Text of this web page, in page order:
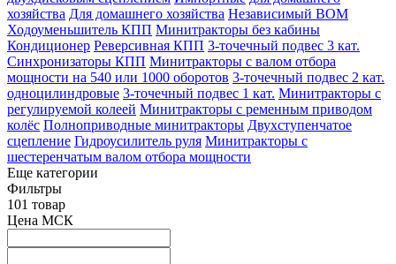
хозяйства Для домашнего хозяйства Независимый ВОМ
Ходоуменьшитель КПП Минитракторы без кабины
Кондиционер Реверсивная КПП 3-точечный подвес 3 кат.
Синхронизаторы КПП Минитракторы с валом отбора
мощности на 540 или 1000 оборотов 3-точечный подвес 2 кат.
одноцилиндровые 3-точечный подвес 1 кат. Минитракторы с
регулируемой колеей Минитракторы с ременным приводом
колёс Полноприводные минитракторы Двухступенчатое
сцепление Гидроусилитель руля Минитракторы с
шестеренчатым валом отбора мощности
Еще категории
Фильтры
101 товар
Цена МСК